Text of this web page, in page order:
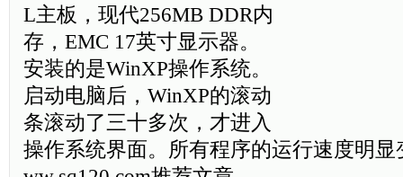
L主板，现代256MB DDR内
存，EMC 17英寸显示器。
安装的是WinXP操作系统。
启动电脑后，WinXP的滚动
条滚动了三十多次，才进入
操作系统界面。所有程序的运行速度明